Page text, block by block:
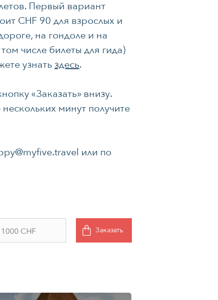
Первый вариант
CHF 90 для взрослых и
на гондоле и на
числе билеты для гида)
узнать здесь.
«Заказать» внизу.
минут получите
или по
1000 CHF Заказать